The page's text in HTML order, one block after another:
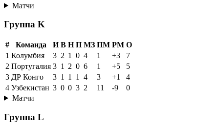
Матчи
Группа K
# Команда И В Н П МЗ ПМ РМ О
1 Колумбия 3 2 1 0 4 1 +3
7
2 Португалия 3 1 2 0 6 1 +5
5
3 ДР Конго 3 1 1 1 4 3 +1
4
4 Узбекистан 3 0 0 3 2 11 -9
0
Матчи
Группа L